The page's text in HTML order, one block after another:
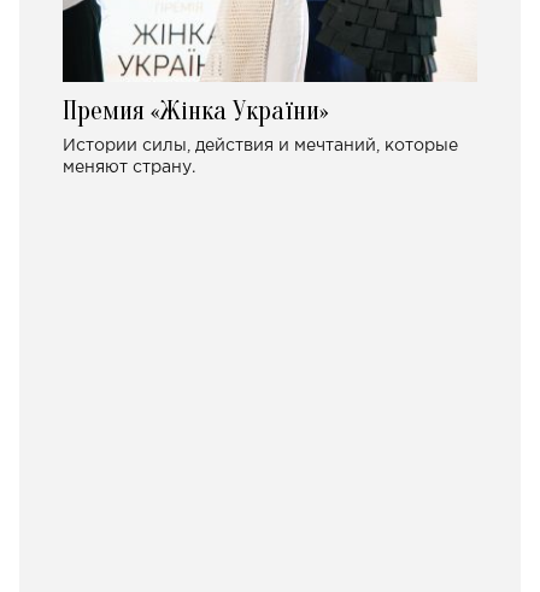
Премия «Жінка України»
Истории силы, действия и мечтаний, которые
меняют страну.